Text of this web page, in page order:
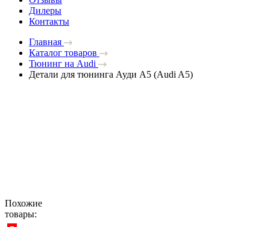
Дилеры
Контакты
Главная
Каталог товаров
Тюнинг на Audi
Детали для тюнинга Ауди A5 (Audi A5)
Похожие
товары: